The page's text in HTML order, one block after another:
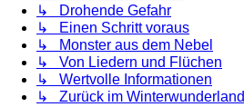
↳ Drohende Gefahr
↳ Einen Schritt voraus
↳ Monster aus dem Nebel
↳ Von Liedern und Flüchen
↳ Wertvolle Informationen
↳ Zurück im Winterwunderland